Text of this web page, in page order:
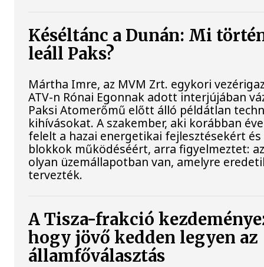
Késéltánc a Dunán: Mi
leáll Paks?
Mártha Imre, az MVM Zrt. egykori
ATV-n Rónai Egonnak adott interjújában
Paksi Atomerőmű előtt álló példátlan
kihívásokat. A szakember, aki korábban
felelt a hazai energetikai fejlesztésekért és
blokkok működéséért, arra figyelmeztet:
olyan üzemállapotban van, amelyre
tervezték.
A Tisza-frakció
hogy jövő kedden legyen az
államfőválasztás